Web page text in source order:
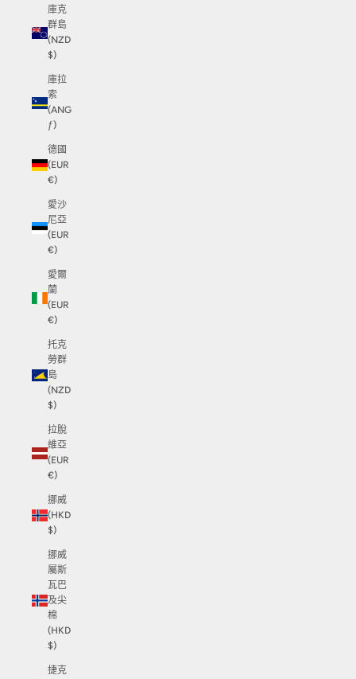
庫克
群島
(NZD
$)
庫拉
索
(ANG
ƒ)
德國
(EUR
€)
愛沙
尼亞
(EUR
€)
愛爾
蘭
(EUR
€)
托克
勞群
島
(NZD
$)
拉脫
維亞
(EUR
€)
挪威
(HKD
$)
挪威
屬斯
瓦巴
及尖
棉
(HKD
$)
捷克